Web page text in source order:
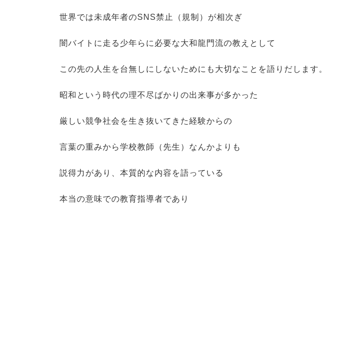
世界では未成年者のSNS禁止（規制）が相次ぎ
闇バイトに走る少年らに必要な大和龍門流の教えとして
この先の人生を台無しにしないためにも大切なことを語りだします。
昭和という時代の理不尽ばかりの出来事が多かった
厳しい競争社会を生き抜いてきた経験からの
言葉の重みから学校教師（先生）なんかよりも
説得力があり、本質的な内容を語っている
本当の意味での教育指導者であり